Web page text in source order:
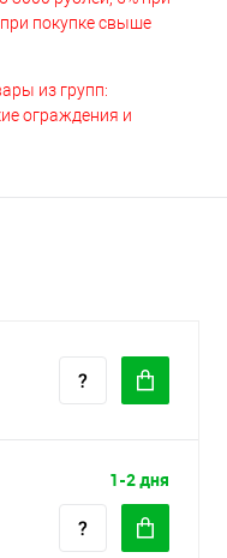
покупке свыше
из групп:
ограждения и
1-2 дня